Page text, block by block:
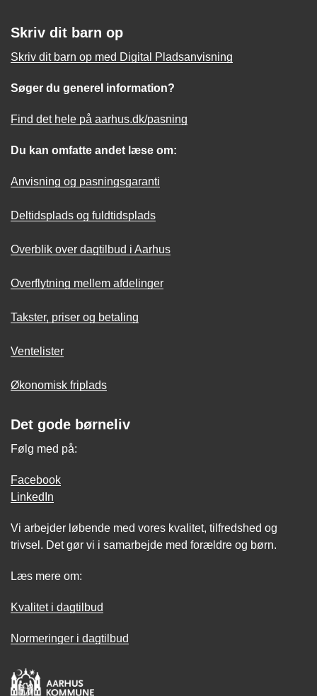
Skriv dit barn op
Skriv dit barn op med Digital Pladsanvisning
Søger du generel information?
Find det hele på aarhus.dk/pasning
Du kan omfatte andet læse om:
Anvisning og pasningsgaranti
Deltidsplads og fuldtidsplads
Overblik over dagtilbud i Aarhus
Overflytning mellem afdelinger
Takster, priser og betaling
Ventelister
Økonomisk friplads
Det gode børneliv
Følg med på:
Facebook
LinkedIn
Vi arbejder løbende med vores kvalitet, tilfredshed og
trivsel. Det gør vi i samarbejde med forældre og børn.
Læs mere om:
Kvalitet i dagtilbud
Normeringer i dagtilbud